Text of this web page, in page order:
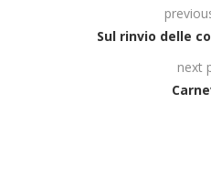
Sul rinvio delle
next